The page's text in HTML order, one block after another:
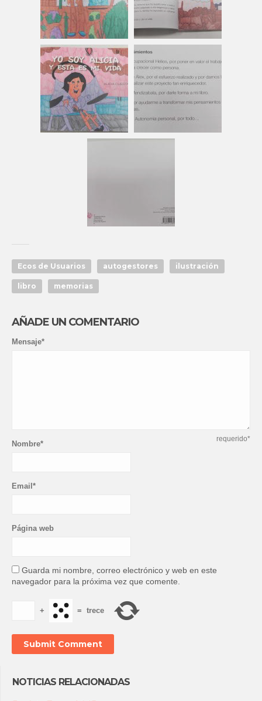
Ecos de Usuarios autogestores ilustración
libro memorias
AÑADE UN COMENTARIO
Mensaje*
requerido*
Nombre*
Email*
Página web
Guarda mi nombre, correo electrónico y web en este
navegador para la próxima vez que comente.
+ = trece
NOTICIAS RELACIONADAS